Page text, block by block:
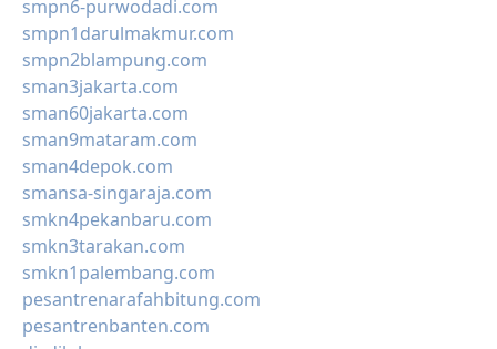
smpn6-purwodadi.com
smpn1darulmakmur.com
smpn2blampung.com
sman3jakarta.com
sman60jakarta.com
sman9mataram.com
sman4depok.com
smansa-singaraja.com
smkn4pekanbaru.com
smkn3tarakan.com
smkn1palembang.com
pesantrenarafahbitung.com
pesantrenbanten.com